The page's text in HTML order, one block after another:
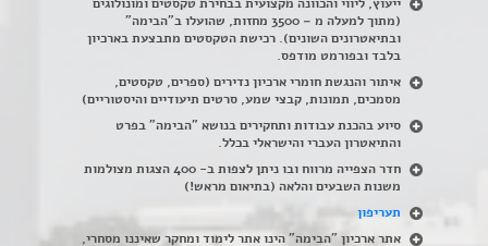
(מתוך למעלה מ – 3500 מחזות, שהועלו ב"הבימה"
ובתיאטרונים השונים). רכישת הטקסטים מתבצעת בארכיון
בלבד ובפורמט מודפס.
איתור והנגשת חומרי ארכיון נדירים (ספרים, טקסטים,
מסמכים, תמונות, קבצי שמע, סרטים תיעודיים והיסטוריים)
סיוע בהכנת עבודות ותחקירים בנושא "הבימה" בפרט
והתיאטרון העברי והישראלי בכלל.
חדר הצפייה מרווח ובו ניתן לצפות ב- 400 הצגות מצולמות
משנות השבעים והלאה (בתיאום מראש!)
תעריפון
אתר ארכיון "הבימה" הינו אתר לימוד ומחקר שאיננו מסחרי,